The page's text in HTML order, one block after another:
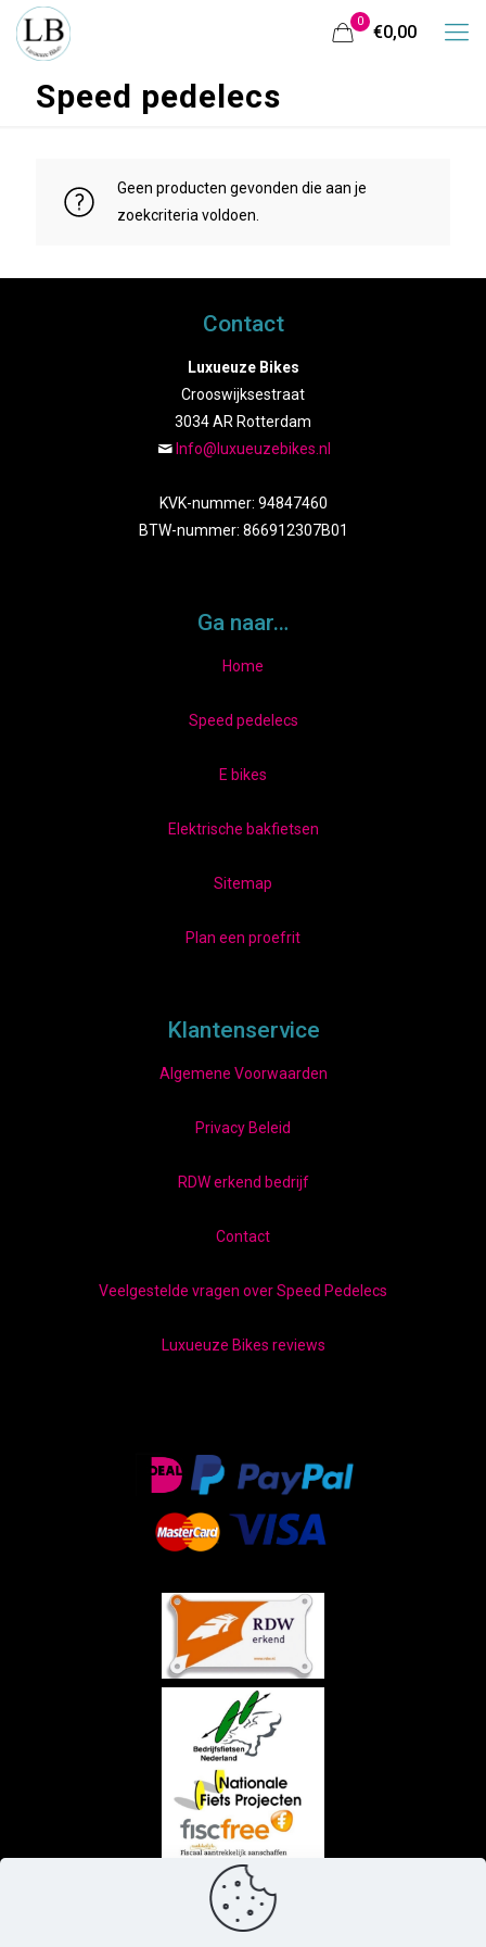
0
€0,00
Speed pedelecs
Geen producten gevonden die aan je
zoekcriteria voldoen.
Contact
Luxueuze Bikes
Crooswijksestraat
3034 AR Rotterdam
Info@luxueuzebikes.nl
KVK-nummer: 94847460
BTW-nummer: 866912307B01
Ga naar…
Home
Speed pedelecs
E bikes
Elektrische bakfietsen
Sitemap
Plan een proefrit
Klantenservice
Algemene Voorwaarden
Privacy Beleid
RDW erkend bedrijf
Contact
Veelgestelde vragen over Speed Pedelecs
Luxueuze Bikes reviews